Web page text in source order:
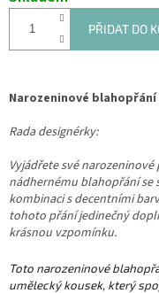
PŘIDAT DO
Narozeninové
Rada designérky:
Vyjádřete své
nádhernému blahopřání
kombinaci s decentními
tohoto přání jedinečný
krásnou vzpomínku.
Toto narozeninové
umělecký kousek, který